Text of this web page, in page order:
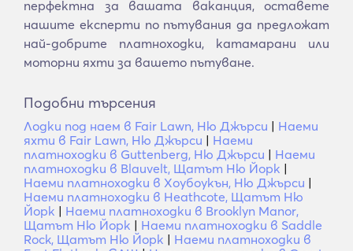
перфектна за вашата ваканция, оставете
нашите експерти по пътувания да предложат
най-добрите платноходки, катамарани или
моторни яхти за вашето пътуване.
Подобни търсения
Лодки под наем в Fair Lawn, Ню Джърси | Наеми
яхти в Fair Lawn, Ню Джърси | Наеми
платноходки в Guttenberg, Ню Джърси | Наеми
платноходки в Blauvelt, Щатът Ню Йорк |
Наеми платноходки в Хоубоукън, Ню Джърси |
Наеми платноходки в Heathcote, Щатът Ню
Йорк | Наеми платноходки в Brooklyn Manor,
Щатът Ню Йорк | Наеми платноходки в Saddle
Rock, Щатът Ню Йорк | Наеми платноходки в